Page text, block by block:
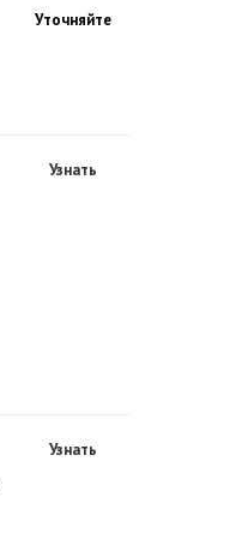
Уточняйте
Узнать
Узнать